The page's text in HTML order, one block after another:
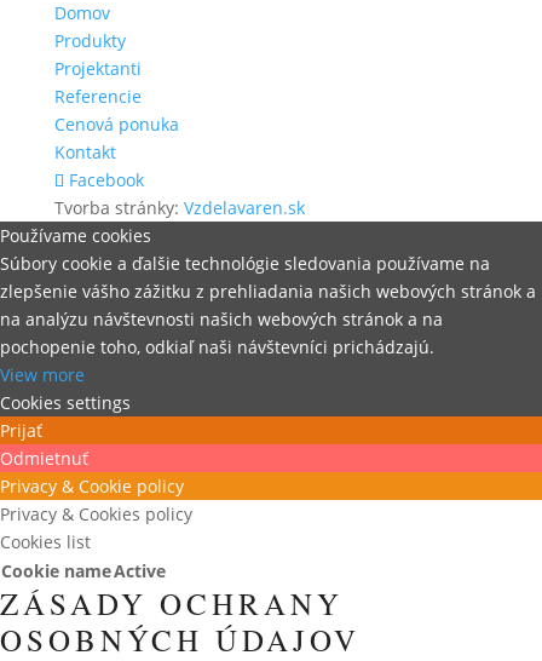
Domov
Produkty
Projektanti
Referencie
Cenová ponuka
Kontakt
Facebook
Tvorba stránky: Vzdelavaren.sk
Používame cookies
Súbory cookie a ďalšie technológie sledovania používame na
zlepšenie vášho zážitku z prehliadania našich webových stránok a
na analýzu návštevnosti našich webových stránok a na
pochopenie toho, odkiaľ naši návštevníci prichádzajú.
View more
Cookies settings
Prijať
Odmietnuť
Privacy & Cookie policy
Privacy & Cookies policy
Cookies list
Cookie nameActive
ZÁSADY OCHRANY
OSOBNÝCH ÚDAJOV